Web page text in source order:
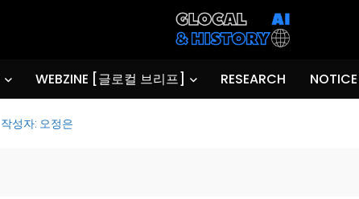
WEBZINE [글로컬 브리프] RESEARCH NOTICE
작성자: 오정은